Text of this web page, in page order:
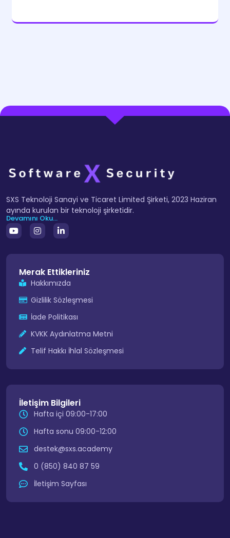
SXS Teknoloji Sanayi ve Ticaret Limited Şirketi, 2023 Haziran
ayında kurulan bir teknoloji şirketidir.
Devamını Oku...
Merak Ettikleriniz
Hakkımızda
Gizlilik Sözleşmesi
İade Politikası
KVKK Aydınlatma Metni
Telif Hakkı İhlal Sözleşmesi
İletişim Bilgileri
Hafta içi 09:00-17:00
Hafta sonu 09:00-12:00
destek@sxs.academy
0 (850) 840 87 59
İletişim Sayfası